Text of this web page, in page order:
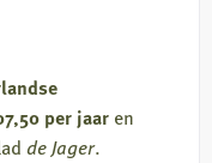
per jaar en
de Jager.